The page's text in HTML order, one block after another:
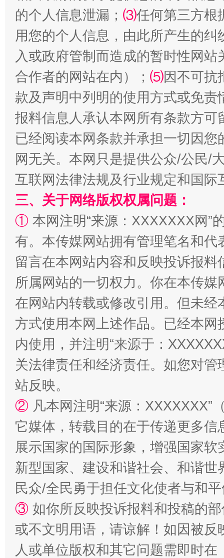
解纷+调解+退费，一次搞定
站台名比不上好声名
漫山遍野的桃花与雪山、麦地、白藏房 除
招工难、用工荒背后
的个人信息泄漏； ⑶任何第三方根
用您的个人信息，由此所产生的纠
入或政府管制而造成的暂时性网
合作者的网站在内）； ⑸因不可抗
款及声明中列明的使用方式或免责
报料信息人承认本网所有条款方
已经阅读本网条款并承担一切因
网无关。本网只是提供公众/公民/
互联网法律法规及行业规定和国
三、关于网络版权权属问题：
① 本网注明“来源：XXXXXXX网”
有。本传媒网站拥有管理笔名和
留言在本网站内容和反映投诉报
所属网站的一切权力。你在本传
在网站内转载或修改引用。但未
方式使用本网上述作品。已经本
内使用，并注明“来源于：
关法律责任和经济责任。如您对
站反映。
② 凡本网注明“来源：
它媒体，转载目的在于传递更多
展示国家的国际形象，增强国家
新型国家、建设和谐社会、和谐
民众/全民勇于担任文化使者与和
③ 如你所反映投诉报料和投稿的
或不文明用语，请谅解！如因被
人或单位版权和其它问题需即时在